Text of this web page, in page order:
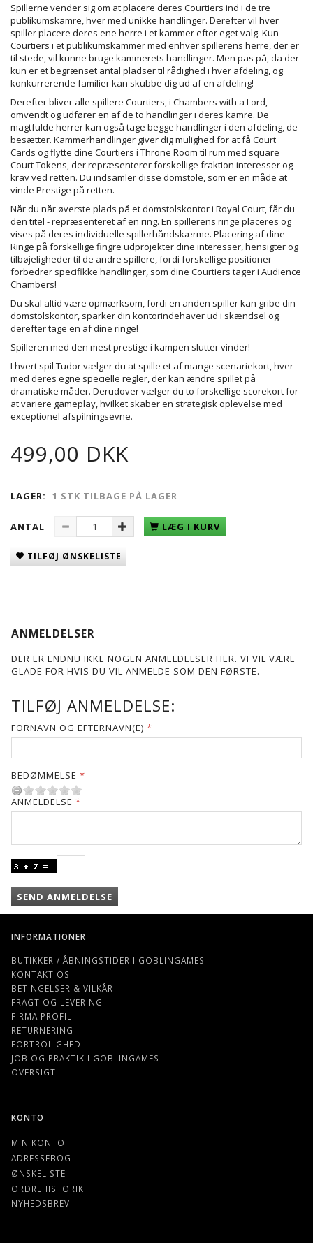
Spillerne vender sig om at placere deres Courtiers ind i de tre
publikumskamre, hver med unikke handlinger. Derefter vil hver
spiller placere deres ene herre i et kammer efter eget valg. Kun
Courtiers i et publikumskammer med enhver spillerens herre, der er
til stede, vil kunne bruge kammerets handlinger. Men pas på, da der
kun er et begrænset antal pladser til rådighed i hver afdeling, og
konkurrerende familier kan skubbe dig ud af en afdeling!
Derefter bliver alle spillere Courtiers, i Chambers with a Lord,
omvendt og udfører en af ​​de to handlinger i deres kamre. De
magtfulde herrer kan også tage begge handlinger i den afdeling, de
besætter. Kammerhandlinger giver dig mulighed for at få Court
Cards og flytte dine Courtiers i Throne Room til rum med square
Court Tokens, der repræsenterer forskellige fraktion interesser og
krav ved retten. Du indsamler disse domstole, som er en måde at
vinde Prestige på retten.
Når du når øverste plads på et domstolskontor i Royal Court, får du
den titel - repræsenteret af en ring. En spillerens ringe placeres og
vises på deres individuelle spillerhåndskærme. Placering af dine
Ringe på forskellige fingre udprojekter dine interesser, hensigter og
tilbøjeligheder til de andre spillere, fordi forskellige positioner
forbedrer specifikke handlinger, som dine Courtiers tager i Audience
Chambers!
Du skal altid være opmærksom, fordi en anden spiller kan gribe din
domstolskontor, sparker din kontorindehaver ud i skændsel og
derefter tage en af ​​dine ringe!
Spilleren med den mest prestige i kampen slutter vinder!
I hvert spil Tudor vælger du at spille et af mange scenariekort, hver
med deres egne specielle regler, der kan ændre spillet på
dramatiske måder. Derudover vælger du to forskellige scorekort for
at variere gameplay, hvilket skaber en strategisk oplevelse med
exceptionel afspilningsevne.
499,00 DKK
LAGER: 1 STK TILBAGE PÅ LAGER
ANTAL LÆG I KURV
TILFØJ ØNSKELISTE
ANMELDELSER
DER ER ENDNU IKKE NOGEN ANMELDELSER HER. VI VIL VÆRE
GLADE FOR HVIS DU VIL ANMELDE SOM DEN FØRSTE.
TILFØJ ANMELDELSE:
FORNAVN OG EFTERNAVN(E)
BEDØMMELSE
ANMELDELSE
SEND ANMELDELSE
INFORMATIONER
BUTIKKER / ÅBNINGSTIDER I GOBLINGAMES
KONTAKT OS
BETINGELSER & VILKÅR
FRAGT OG LEVERING
FIRMA PROFIL
RETURNERING
FORTROLIGHED
JOB OG PRAKTIK I GOBLINGAMES
OVERSIGT
KONTO
MIN KONTO
ADRESSEBOG
ØNSKELISTE
ORDREHISTORIK
NYHEDSBREV